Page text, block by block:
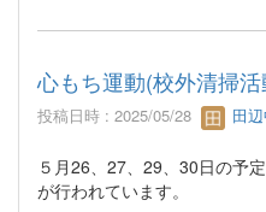
心もち運動(校外清掃活
投稿日時 : 2025/05/28 田
５月26、27、29、30日の予
が行われています。